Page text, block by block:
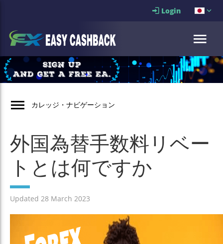
Login
カレッジ・ナビゲーション
外国為替手数料リベー
トとは何ですか
Updated 28 March 2023